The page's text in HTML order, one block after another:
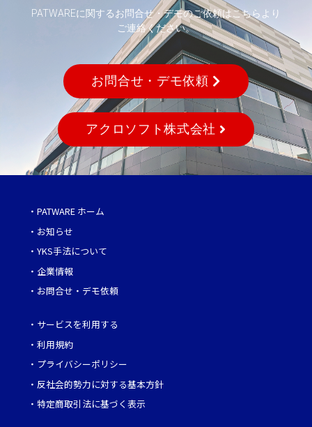
PATWAREに関するお問合せ・デモのご依頼はこちらより
ご連絡ください。
お問合せ・デモ依頼
アクロソフト株式会社
・ PATWARE ホーム
・ お知らせ
・ YKS手法について
・ 企業情報
・ お問合せ・デモ依頼
・ サービスを利用する
・ 利用規約
・ プライバシーポリシー
・ 反社会的勢力に対する基本方針
・ 特定商取引法に基づく表示